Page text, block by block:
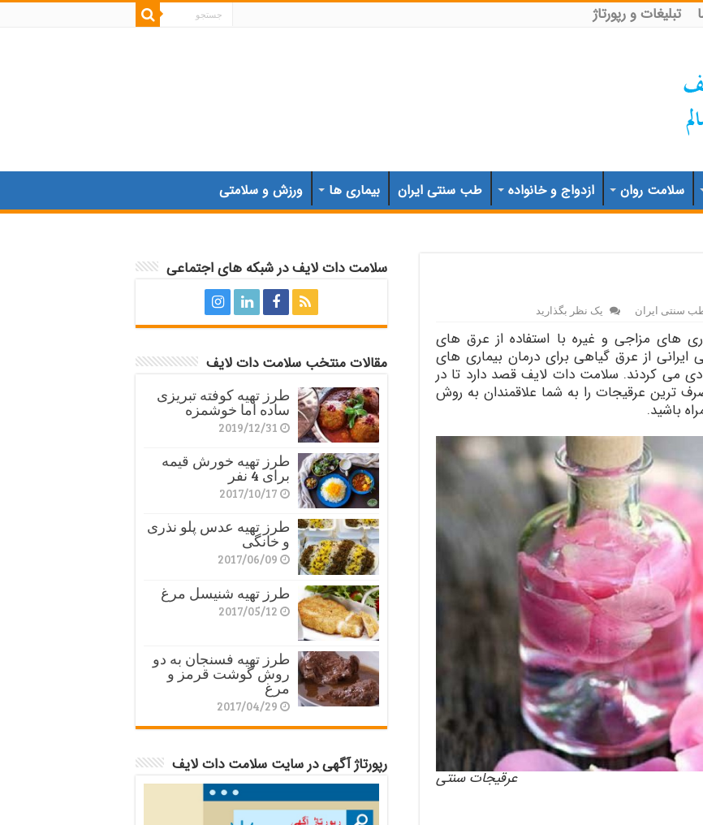
تبلیغات و رپورتاژ
سلامت روان ازدواج و خانواده طب سنتی ایران بیماری ها ورزش و سلامتی
سنتی ایران یک نظر بگذارید
های مزاجی و غیره با استفاده از عرق های
از عرق گیاهی برای درمان بیماری های
می کردند. سلامت دات لایف قصد دارد تا در
ترین عرقیجات را به شما علاقمندان به روش
باشید.
عرقیجات سنتی
سلامت دات لایف در شبکه های اجتماعی
مقالات منتخب سلامت دات لایف
طرز تهیه کوفته تبریزی
ساده اما خوشمزه
2019/12/31
طرز تهیه خورش قیمه
برای 4 نفر
2017/10/17
طرز تهیه عدس پلو نذری
و خانگی
2017/06/09
طرز تهیه شنیسل مرغ
2017/05/12
طرز تهیه فسنجان به دو
روش گوشت قرمز و
مرغ
2017/04/29
رپورتاژ آگهی در سایت سلامت دات لایف